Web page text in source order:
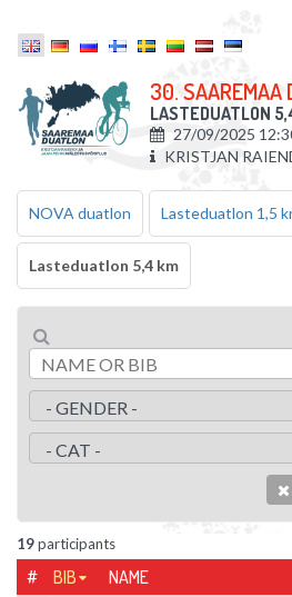
30. SAAREMAA
LASTEDUATLON
27/09/2025
KRISTJAN
NOVA duatlon Lasteduatlon 1,5
Lasteduatlon 5,4 km
19participants
# BIB NAME